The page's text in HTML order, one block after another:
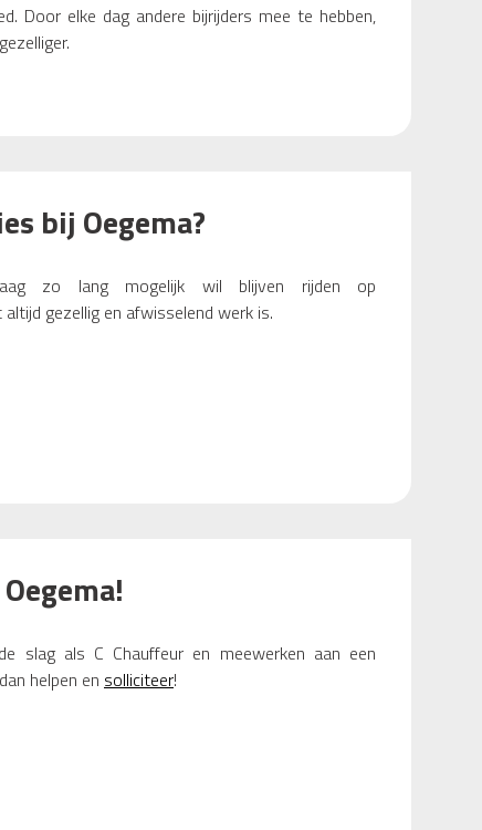
Door elke dag andere bijrijders mee te hebben,
bij Oegema?
zo lang mogelijk wil blijven rijden op
gezellig en afwisselend werk is.
slag als C Chauffeur en meewerken aan een
helpen en solliciteer!